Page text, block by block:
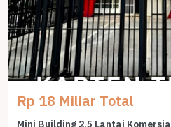
Rp 18 Miliar Total